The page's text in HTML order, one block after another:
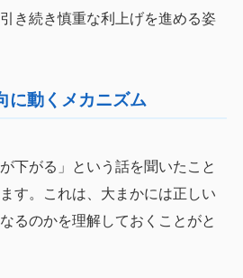
き続き慎重な利上げを進める姿
に動くメカニズム
下がる」という話を聞いたこと
す。これは、大まかには正しい
るのかを理解しておくことがと